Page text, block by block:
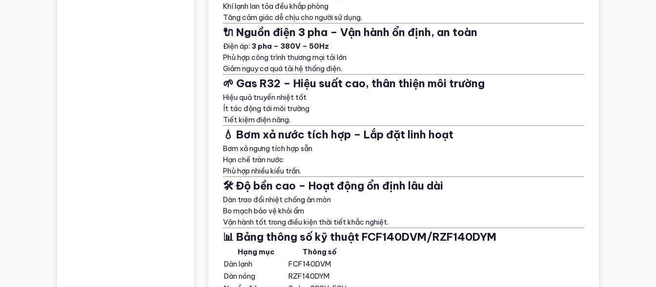
Khí lạnh lan tỏa đều khắp phòng
Tăng cảm giác dễ chịu cho người sử dụng.
🔌 Nguồn điện 3 pha – Vận hành ổn định, an toàn
Điện áp: 3 pha – 380V – 50Hz
Phù hợp công trình thương mại tải lớn
Giảm nguy cơ quá tải hệ thống điện.
🌱 Gas R32 – Hiệu suất cao, thân thiện môi trường
Hiệu quả truyền nhiệt tốt
Ít tác động tới môi trường
Tiết kiệm điện năng.
💧 Bơm xả nước tích hợp – Lắp đặt linh hoạt
Bơm xả ngưng tích hợp sẵn
Hạn chế tràn nước
Phù hợp nhiều kiểu trần.
🛠️ Độ bền cao – Hoạt động ổn định lâu dài
Dàn trao đổi nhiệt chống ăn mòn
Bo mạch bảo vệ khỏi ẩm
Vận hành tốt trong điều kiện thời tiết khắc nghiệt.
📊 Bảng thông số kỹ thuật FCF140DVM/RZF140DYM
Hạng mục
Thông số
Dàn lạnh
FCF140DVM
Dàn nóng
RZF140DYM